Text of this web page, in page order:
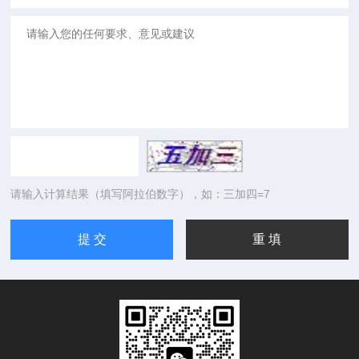
请输入计算结果（填写阿拉伯数字），如：三加四=7